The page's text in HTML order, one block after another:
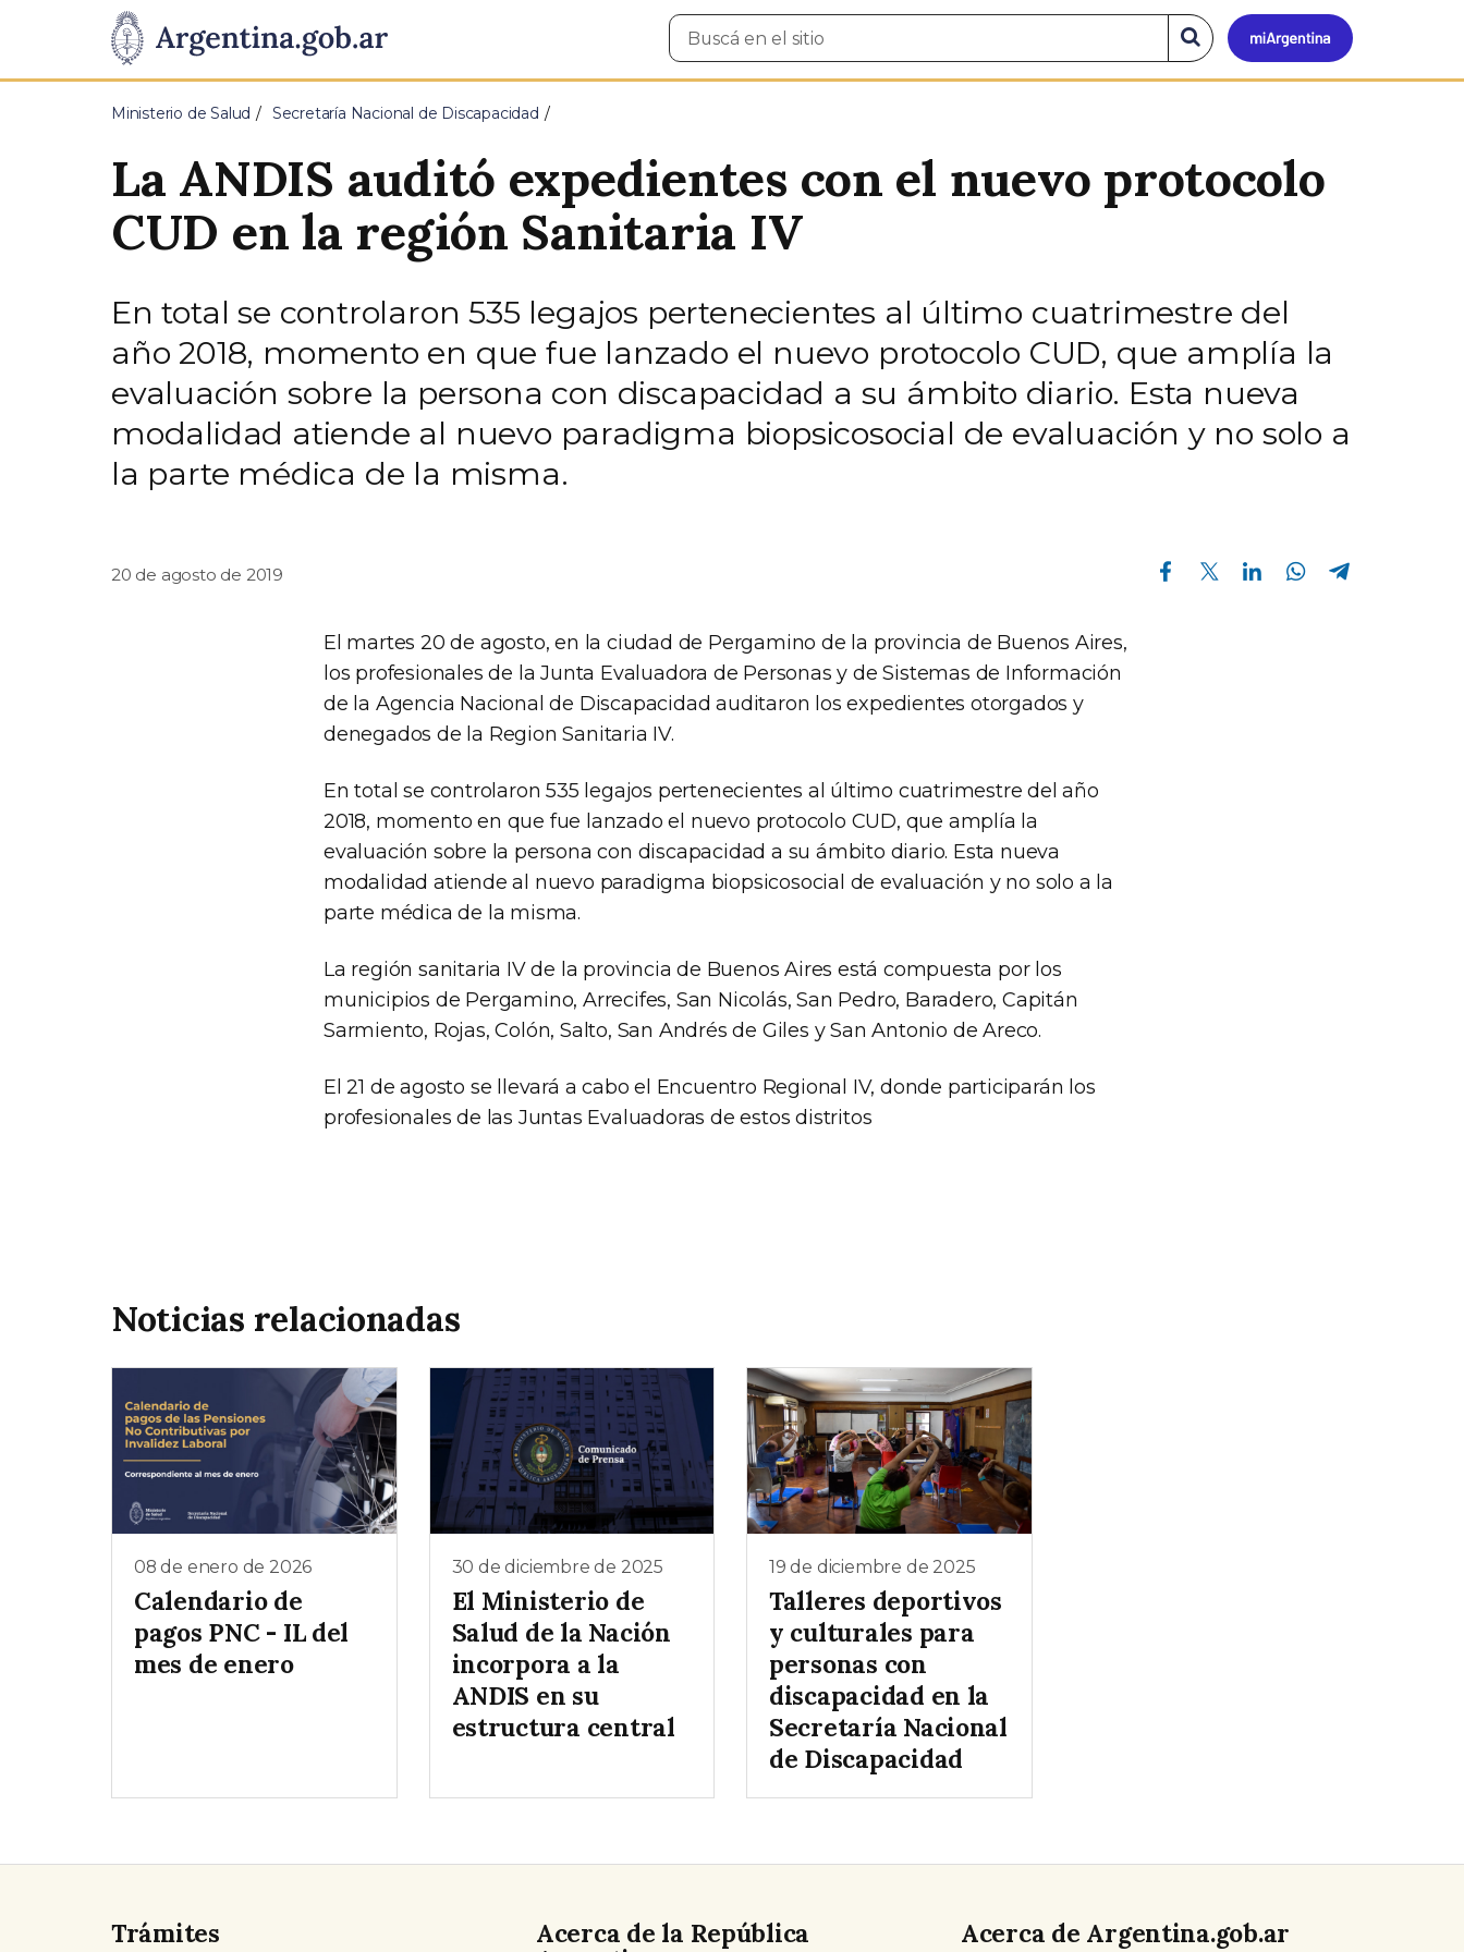
Presidencia
de
Pasar al contenido principal
Mi
Buscar
en
Buscar
en
el
Ministerio de Salud Secretaría Nacional de Discapacidad
La ANDIS auditó expedientes con el nuevo protocolo
CUD en la región Sanitaria IV
En total se controlaron 535 legajos pertenecientes al último cuatrimestre del
año 2018, momento en que fue lanzado el nuevo protocolo CUD, que amplía la
evaluación sobre la persona con discapacidad a su ámbito diario. Esta nueva
modalidad atiende al nuevo paradigma biopsicosocial de evaluación y no solo a
la parte médica de la misma.
20 de agosto de 2019
Compartir en Facebook Compartir en Twitter Compartir en Linkedin Compartir en Whatsapp
El martes 20 de agosto, en la ciudad de Pergamino de la provincia de Buenos Aires,
los profesionales de la Junta Evaluadora de Personas y de Sistemas de Información
de la Agencia Nacional de Discapacidad auditaron los expedientes otorgados y
denegados de la Region Sanitaria IV.
En total se controlaron 535 legajos pertenecientes al último cuatrimestre del año
2018, momento en que fue lanzado el nuevo protocolo CUD, que amplía la
evaluación sobre la persona con discapacidad a su ámbito diario. Esta nueva
modalidad atiende al nuevo paradigma biopsicosocial de evaluación y no solo a la
parte médica de la misma.
La región sanitaria IV de la provincia de Buenos Aires está compuesta por los
municipios de Pergamino, Arrecifes, San Nicolás, San Pedro, Baradero, Capitán
Sarmiento, Rojas, Colón, Salto, San Andrés de Giles y San Antonio de Areco.
El 21 de agosto se llevará a cabo el Encuentro Regional IV, donde participarán los
profesionales de las Juntas Evaluadoras de estos distritos
Noticias relacionadas
08 de enero de 2026
Calendario de
pagos PNC - IL del
mes de enero
30 de diciembre de 2025
El Ministerio de
Salud de la Nación
incorpora a la
ANDIS en su
estructura central
19 de diciembre de 2025
Talleres deportivos
y culturales para
personas con
discapacidad en la
Secretaría Nacional
de Discapacidad
Trámites
Acerca de la República
Acerca de Argentina.gob.ar